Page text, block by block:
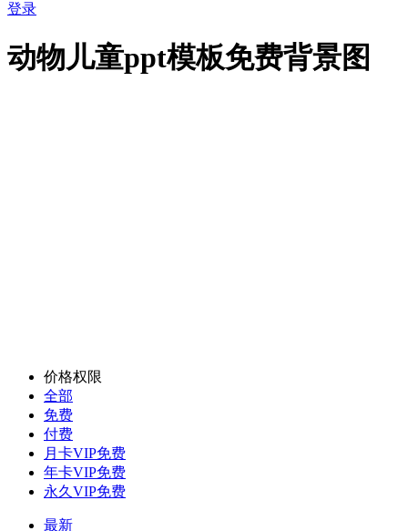
登录
动物儿童ppt模板免费背景图
价格权限
全部
免费
付费
月卡VIP免费
年卡VIP免费
永久VIP免费
最新